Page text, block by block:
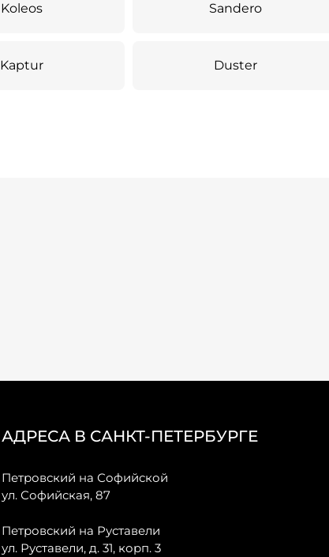
Koleos Sandero
Kaptur Duster
АДРЕСА В САНКТ-ПЕТЕРБУРГЕ
Петровский на Софийской
ул. Софийская, 87
Петровский на Руставели
ул. Руставели, д. 31, корп. 3